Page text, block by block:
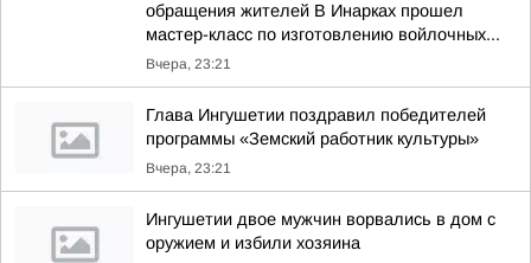
обращения жителей В Инарках прошел
мастер-класс по изготовлению войлочных...
Вчера, 23:21
Глава Ингушетии поздравил победителей
программы «Земский работник культуры»
Вчера, 23:21
Ингушетии двое мужчин ворвались в дом с
оружием и избили хозяина